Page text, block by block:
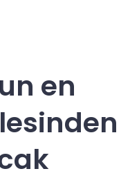
en